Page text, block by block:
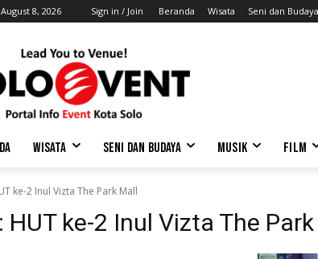
8, 2026 Sign in / Join Beranda Wisata Seni dan Budaya
WISATA SENI DAN BUDAYA MUSIK FILM
ke-2 Inul Vizta The Park Mall
HUT ke-2 Inul Vizta The